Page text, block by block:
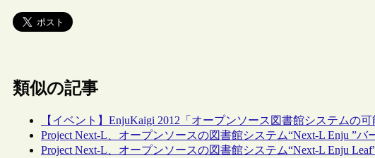
類似の記事
【イベント】EnjuKaigi 2012「オープンソース図書館システムの可
Project Next-L、オープンソースの図書館システム“Next-L Enju ”バ
Project Next-L、オープンソースの図書館システム“Next-L Enju